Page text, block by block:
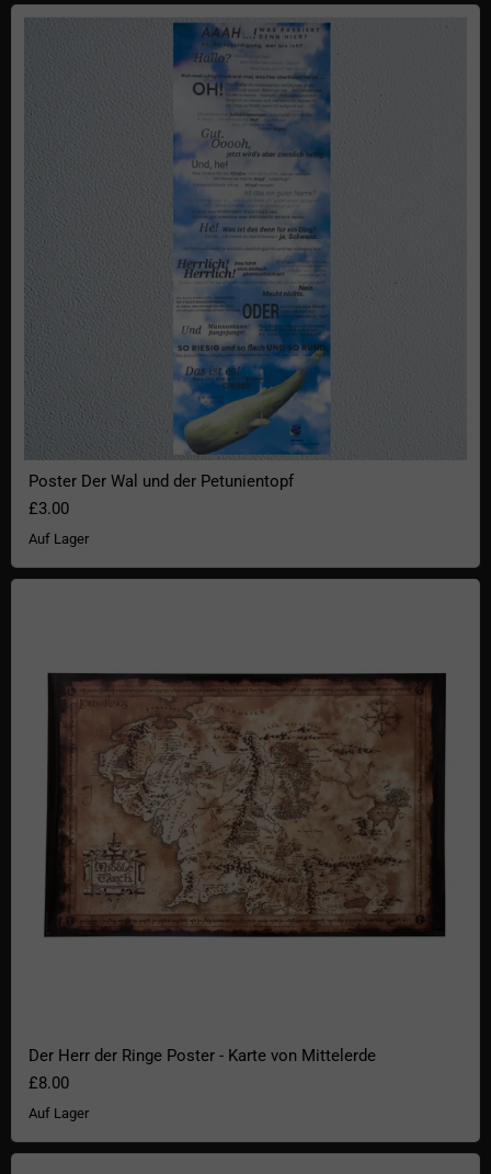
Poster Der Wal und der Petunientopf
Poster Der Wal und der Petunientopf
£3.00
Auf Lager
Der Herr der Ringe Poster - Karte von Mittelerde
£8.00
Auf Lager